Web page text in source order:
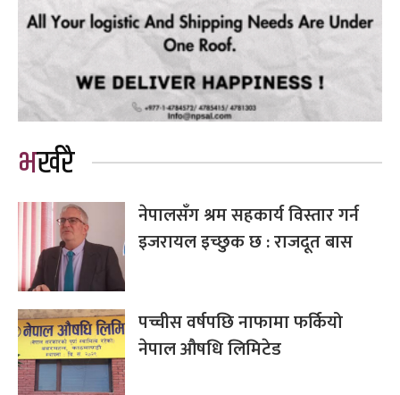
भर्खरै
नेपालसँग श्रम सहकार्य विस्तार गर्न
इजरायल इच्छुक छ : राजदूत बास
पच्चीस वर्षपछि नाफामा फर्कियो
नेपाल औषधि लिमिटेड